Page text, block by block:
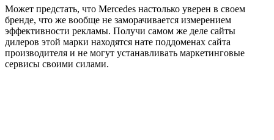
Может предстать, что Mercedes настолько уверен в своем
бренде, что же вообще не заморачивается измерением
эффективности рекламы. Получи самом же деле сайты
дилеров этой марки находятся нате поддоменах сайта
производителя и не могут устанавливать маркетинговые
сервисы своими силами.